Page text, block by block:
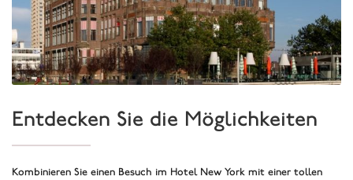
Entdecken Sie die Möglichkeiten
Kombinieren Sie einen Besuch im Hotel New York mit einer tollen